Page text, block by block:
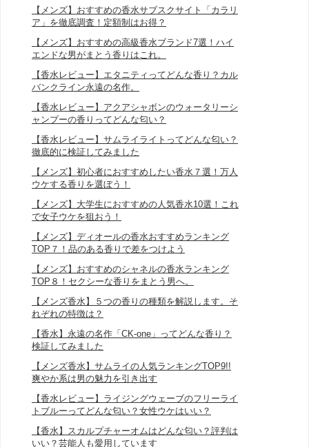
【メンズ】おすすめの香水サブスクサイト「カラリ
ア」を徹底調査！定額制はお得？
【メンズ】おすすめの高級香水ブランド7選！ハイ
エンドな男がまとう香りはこれ。
【香水レビュー】エタニティってどんな香り？カル
バンクライン永遠の名作。
【香水レビュー】アクアシャボンのウォータリーシ
ャンプーの香りってどんな匂い？
【香水レビュー】サムライライトってどんな匂い？
徹底的に検証してみました
【メンズ】初心者におすすめしたい香水７選！万人
ウケする香りを選ぼう！
【メンズ】大学生におすすめの人気香水10選！これ
で女子ウケを狙おう！
【メンズ】ディオールの香水おすすめランキング
TOP７！品のある香りで差をつけよう
【メンズ】おすすめのシャネルの香水ランキング
TOP８！セクシーな香りをまとう男へ。
【メンズ香水】５つの香りの種類を解説します。そ
れぞれの特徴は？
【香水】永遠の名作「CK-one」ってどんな香り？
検証してみました
【メンズ香水】サムライの人気ランキングTOP9!!
爽やか系は男の魅力を引き出す
【香水レビュー】ライジングウェーブのフリーライ
トブルーってどんな匂い？女性ウケはいい？
【香水】スカルプチャーオムはどんな匂い？評判は
いい？芸能人も愛用しています